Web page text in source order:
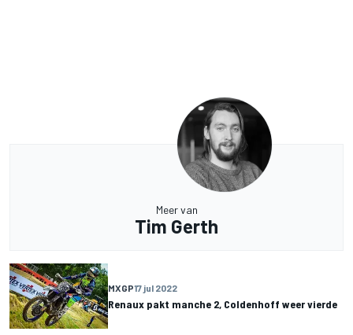
Meer van
Tim Gerth
MXGP17 jul 2022
Renaux pakt manche 2, Coldenhoff weer vierde